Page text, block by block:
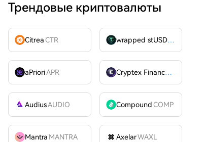
Трендовые криптовалюты
CitreaCTR wrapped stUSDTWSTUSDT
aPrioriAPR Cryptex FinanceCTX
AudiusAUDIO CompoundCOMP
Mantra MANTRA AxelarWAXL